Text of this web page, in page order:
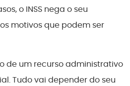
o INSS nega o seu
motivos que podem ser
de um recurso administrativo
Tudo vai depender do seu